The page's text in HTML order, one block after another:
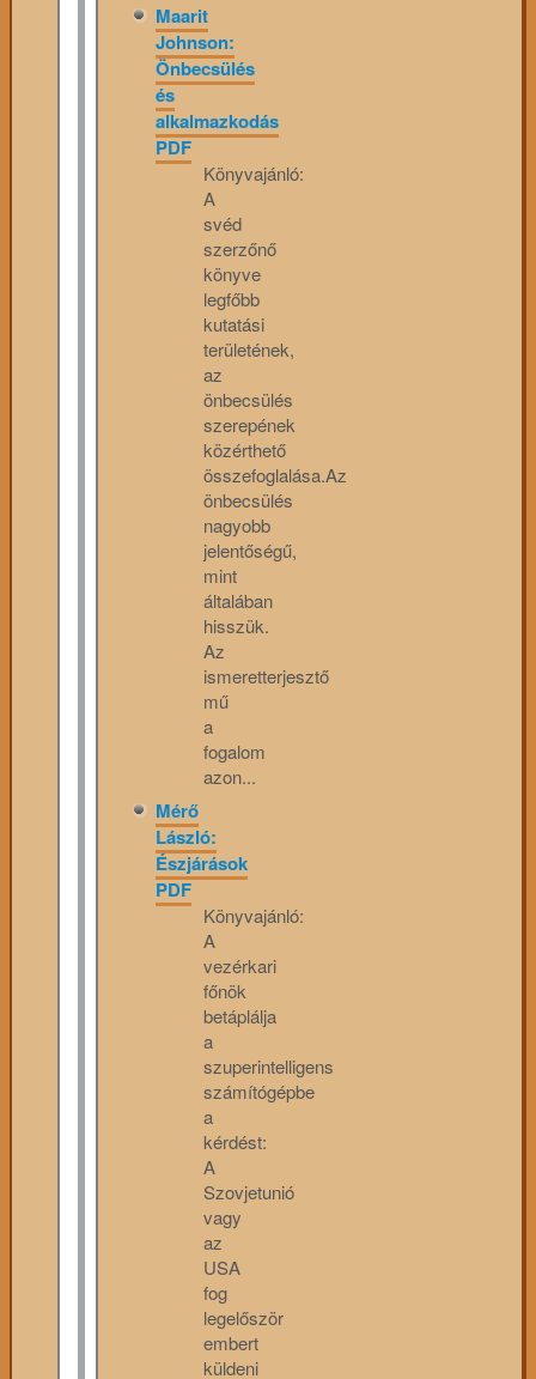
Maarit
Johnson:
Önbecsülés
és
alkalmazkodás
PDF
Könyvajánló:
A
svéd
szerzőnő
könyve
legfőbb
kutatási
területének,
az
önbecsülés
szerepének
közérthető
összefoglalása.Az
önbecsülés
nagyobb
jelentőségű,
mint
általában
hisszük.
Az
ismeretterjesztő
mű
a
fogalom
azon...
Mérő
László:
Észjárások
PDF
Könyvajánló:
A
vezérkari
főnök
betáplálja
a
szuperintelligens
számítógépbe
a
kérdést:
A
Szovjetunió
vagy
az
USA
fog
legelőször
embert
küldeni